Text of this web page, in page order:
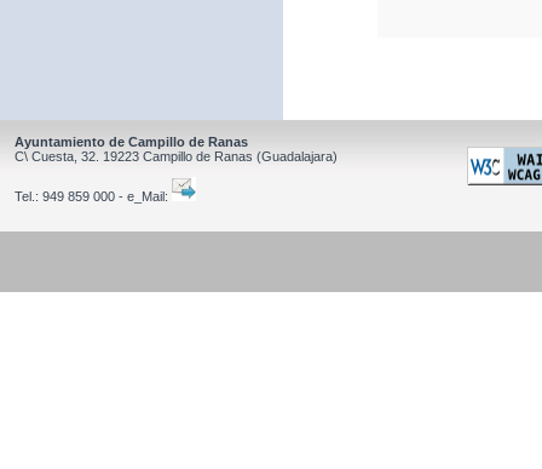
Ayuntamiento de Campillo de Ranas
C\ Cuesta, 32. 19223 Campillo de Ranas (Guadalajara)
Tel.: 949 859 000 - e_Mail: